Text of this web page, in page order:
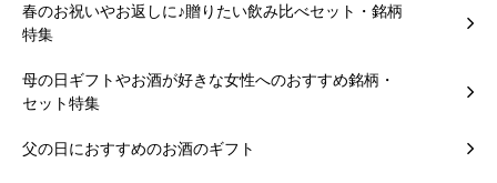
春のお祝いやお返しに♪贈りたい飲み比べセット・銘柄
特集
母の日ギフトやお酒が好きな女性へのおすすめ銘柄・
セット特集
父の日におすすめのお酒のギフト